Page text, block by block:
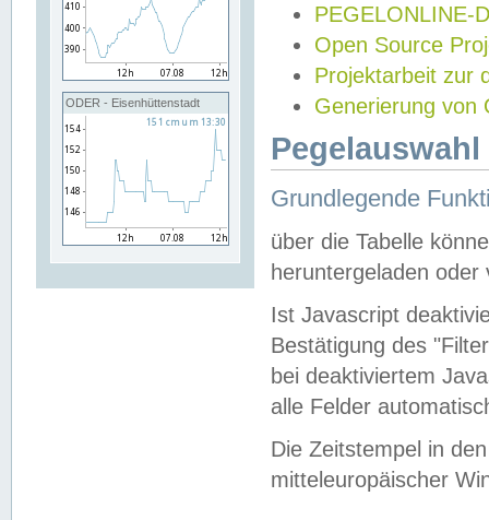
ODER - Eisenhüttenstadt
PEGELONLINE-
Open Source
Projektarbeit zur
Generierung von
Grundlegende
über die Tabelle
heruntergeladen oder
Ist Javascript
Bestätigung des
bei deaktiviertem
alle Felder
Die Zeitstempel in
mitteleuropäischer